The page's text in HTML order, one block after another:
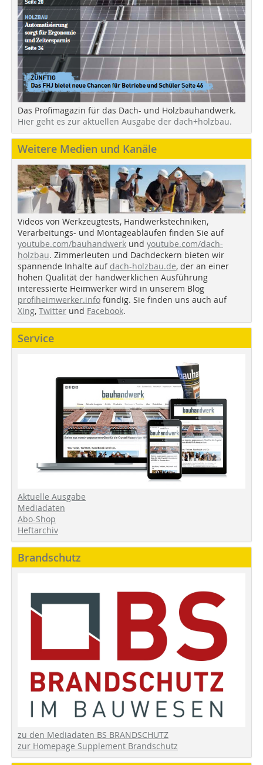
Das Profimagazin für das Dach- und Holzbauhandwerk.
Hier geht es zur aktuellen Ausgabe der dach+holzbau.
Weitere Medien und Kanäle
Videos von Werkzeugtests, Handwerkstechniken,
Verarbeitungs- und Montageabläufen finden Sie auf
youtube.com/bauhandwerk und youtube.com/dach-
holzbau. Zimmerleuten und Dachdeckern bieten wir
spannende Inhalte auf dach-holzbau.de, der an einer
hohen Qualität der handwerklichen Ausführung
interessierte Heimwerker wird in unserem Blog
profiheimwerker.info fündig. Sie finden uns auch auf
Xing, Twitter und Facebook.
Service
Aktuelle Ausgabe
Mediadaten
Abo-Shop
Heftarchiv
Brandschutz
zu den Mediadaten BS BRANDSCHUTZ
zur Homepage Supplement Brandschutz